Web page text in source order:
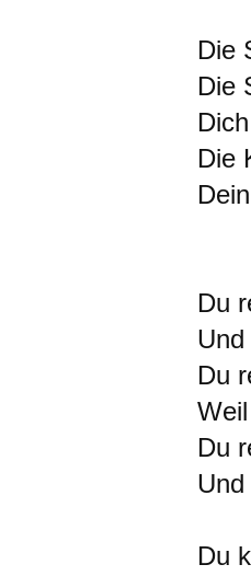
Die
Die
Dich
Die
Du
Du
Du
Du